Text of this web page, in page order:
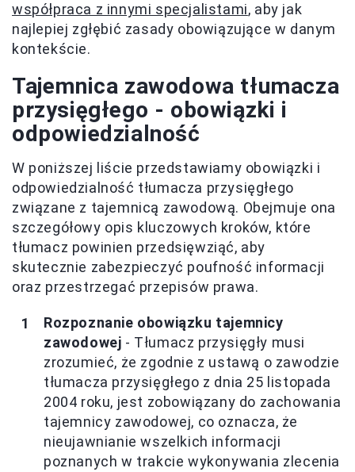
współpraca z innymi specjalistami, aby jak
najlepiej zgłębić zasady obowiązujące w danym
kontekście.
Tajemnica zawodowa tłumacza
przysięgłego - obowiązki i
odpowiedzialność
W poniższej liście przedstawiamy obowiązki i
odpowiedzialność tłumacza przysięgłego
związane z tajemnicą zawodową. Obejmuje ona
szczegółowy opis kluczowych kroków, które
tłumacz powinien przedsięwziąć, aby
skutecznie zabezpieczyć poufność informacji
oraz przestrzegać przepisów prawa.
Rozpoznanie obowiązku tajemnicy
zawodowej - Tłumacz przysięgły musi
zrozumieć, że zgodnie z ustawą o zawodzie
tłumacza przysięgłego z dnia 25 listopada
2004 roku, jest zobowiązany do zachowania
tajemnicy zawodowej, co oznacza, że
nieujawnianie wszelkich informacji
poznanych w trakcie wykonywania zlecenia